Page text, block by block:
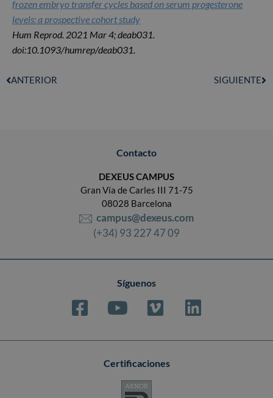
frozen embryo transfer cycles based on serum progesterone
levels: a prospective cohort study
Hum Reprod. 2021 Mar 4; deab031.
doi:10.1093/humrep/deab031.
ANTERIOR SIGUIENTE
Contacto
DEXEUS CAMPUS
Gran Vía de Carles III 71-75
08028 Barcelona
campus@dexeus.com
(+34) 93 227 47 09
Síguenos
Certificaciones